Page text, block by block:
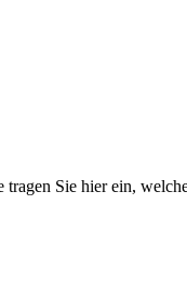
Sie hier ein,